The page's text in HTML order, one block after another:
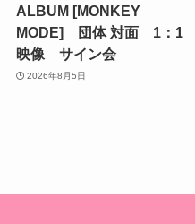
ALBUM [MONKEY
MODE] 団体 対面 1：1
映像 サイン会
2026年8月5日